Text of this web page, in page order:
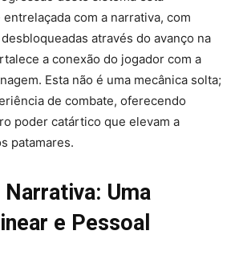
com a narrativa, com
através do avanço na
a conexão do jogador com a
Esta não é uma mecânica solta;
de combate, oferecendo
poder catártico que elevam a
patamares.
Uma
e Pessoal